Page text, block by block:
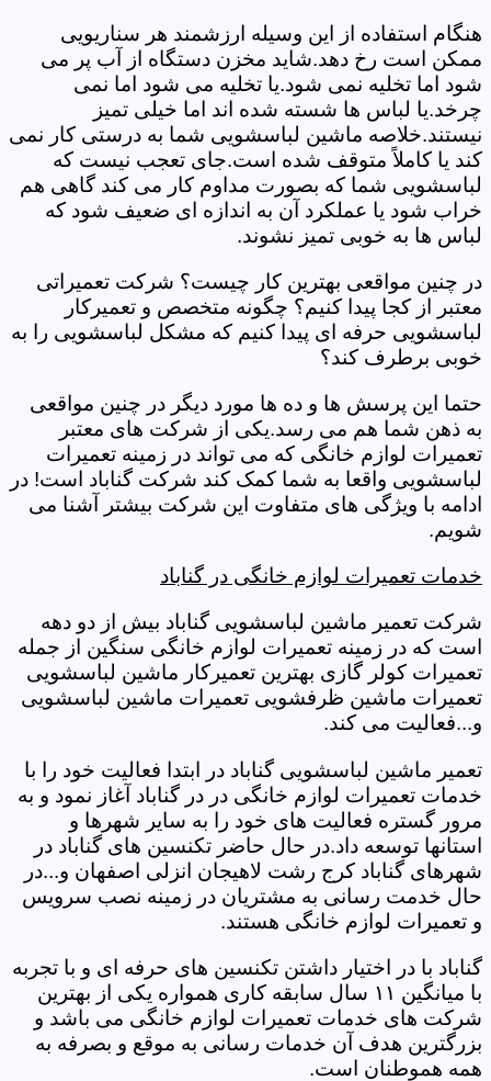
هنگام استفاده از این وسیله ارزشمند هر سناریویی
ممکن است رخ دهد.شاید مخزن دستگاه از آب پر می
شود اما تخلیه نمی شود.یا تخلیه می شود اما نمی
چرخد.یا لباس ها شسته شده اند اما خیلی تمیز
نیستند.خلاصه ماشین لباسشویی شما به درستی کار نمی
کند یا کاملاً متوقف شده است.جای تعجب نیست که
لباسشویی شما که بصورت مداوم کار می کند گاهی هم
خراب شود یا عملکرد آن به اندازه ای ضعیف شود که
لباس ها به خوبی تمیز نشوند.
در چنین مواقعی بهترین کار چیست؟ شرکت تعمیراتی
معتبر از کجا پیدا کنیم؟ چگونه متخصص و تعمیرکار
لباسشویی حرفه ای پیدا کنیم که مشکل لباسشویی را به
خوبی برطرف کند؟
حتما این پرسش ها و ده ها مورد دیگر در چنین مواقعی
به ذهن شما هم می رسد.یکی از شرکت های معتبر
تعمیرات لوازم خانگی که می تواند در زمینه تعمیرات
لباسشویی واقعا به شما کمک کند شرکت گناباد است! در
ادامه با ویژگی های متفاوت این شرکت بیشتر آشنا می
شویم.
خدمات تعمیرات لوازم خانگی در گناباد
شرکت تعمیر ماشین لباسشویی گناباد بیش از دو دهه
است که در زمینه تعمیرات لوازم خانگی سنگین از جمله
تعمیرات کولر گازی بهترین تعمیرکار ماشین لباسشویی
تعمیرات ماشین ظرفشویی تعمیرات ماشین لباسشویی
و...فعالیت می کند.
تعمیر ماشین لباسشویی گناباد در ابتدا فعالیت خود را با
خدمات تعمیرات لوازم خانگی در در گناباد آغاز نمود و به
مرور گستره فعالیت های خود را به سایر شهرها و
استانها توسعه داد.در حال حاضر تکنسین های گناباد در
شهرهای گناباد کرج رشت لاهیجان انزلی اصفهان و...در
حال خدمت رسانی به مشتریان در زمینه نصب سرویس
و تعمیرات لوازم خانگی هستند.
گناباد با در اختیار داشتن تکنسین های حرفه ای و با تجربه
با میانگین ۱۱ سال سابقه کاری همواره یکی از بهترین
شرکت های خدمات تعمیرات لوازم خانگی می باشد و
بزرگترین هدف آن خدمات رسانی به موقع و بصرفه به
همه هموطنان است.